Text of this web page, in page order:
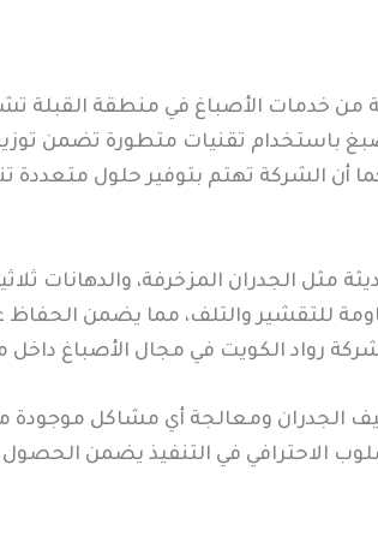
خدمات الأصباغ في منطقة القبلة
باستخدام تقنيات متطورة تضمن
أن الشركة تهتم بتوفير حلول متعددة
مثل الجدران المزخرفة، والدهانات
للتقشير والتلف، مما يضمن
رواد الكويت في مجال الأصباغ داخل
الجدران ومعالجة أي مشاكل موجودة
الاحترافي في التنفيذ يضمن